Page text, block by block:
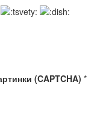
(CAPTCHA) *